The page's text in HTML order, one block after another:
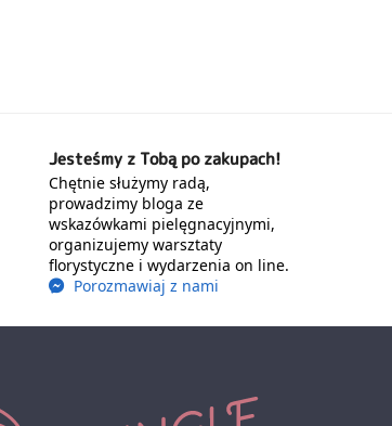
Jesteśmy z Tobą po zakupach!
Chętnie służymy radą,
prowadzimy bloga ze
wskazówkami pielęgnacyjnymi,
organizujemy warsztaty
florystyczne i wydarzenia on line.
Porozmawiaj z nami